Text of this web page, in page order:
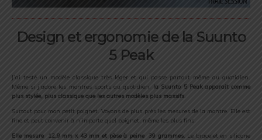
Design et ergonomie de la Suunto
5 Peak
J’ai testé un modèle classique très léger et qui passe partout même au quotidien.
Même si j’adore les montres sports au quotidien, la Suunto 5 Peak apparait comme
plus stylée, plus classique que les autres modèles plus massifs
Surtout pour mon petit poignet. Voyons de plus près les mesures de la montre. Elle est
fine et peut convenir à n’importe quel poignet, même les plus fins.
Elle mesure 12,9 mm x 43 mm et pèse à peine 39 grammes. Le bracelet en silicone